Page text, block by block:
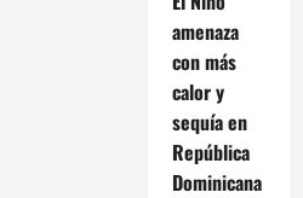
amenaza
con más
calor y
sequía en
República
Dominicana